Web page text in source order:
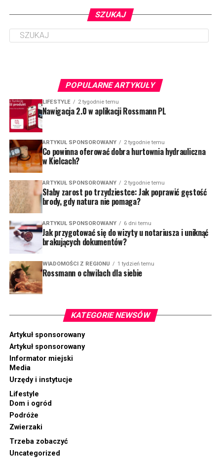
SZUKAJ
POPULARNE ARTYKUŁY
LIFESTYLE 2 tygodnie temu
Nawigacja 2.0 w aplikacji Rossmann PL
ARTYKUŁ SPONSOROWANY 2 tygodnie temu
Co powinna oferować dobra hurtownia hydrauliczna
w Kielcach?
ARTYKUŁ SPONSOROWANY 2 tygodnie temu
Słaby zarost po trzydziestce: Jak poprawić gęstość
brody, gdy natura nie pomaga?
ARTYKUŁ SPONSOROWANY 6 dni temu
Jak przygotować się do wizyty u notariusza i uniknąć
brakujących dokumentów?
WIADOMOŚCI Z REGIONU 1 tydzień temu
Rossmann o chwilach dla siebie
KATEGORIE NEWSÓW
Artykuł sponsorowany
Artykuł sponsorowany
Informator miejski
Media
Urzędy i instytucje
Lifestyle
Dom i ogród
Podróże
Zwierzaki
Trzeba zobaczyć
Uncategorized